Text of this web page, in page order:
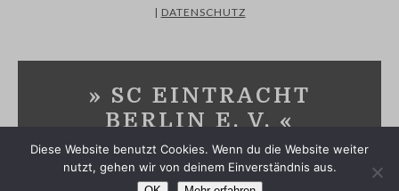
| DATENSCHUTZ
» SC EINTRACHT
BERLIN E. V. «
Diese Website benutzt Cookies. Wenn du die Website weiter
nutzt, gehen wir von deinem Einverständnis aus.